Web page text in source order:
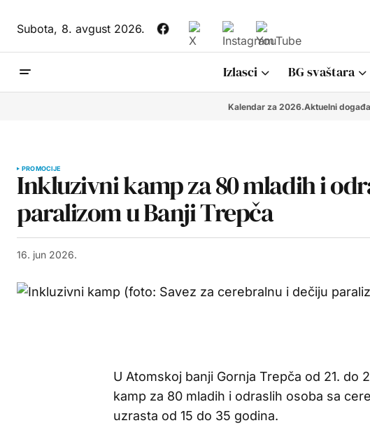
Subota,8. avgust 2026.
Izlasci BG svaštara
Kalendar za 2026.Aktuelni
PROMOCIJE
Inkluzivni kamp za 80 mladih i
paralizom u Banji Trepča
16. jun 2026.
U Atomskoj banji Gornja Trepča od 21. do
kamp za 80 mladih i odraslih osoba sa
uzrasta od 15 do 35 godina.